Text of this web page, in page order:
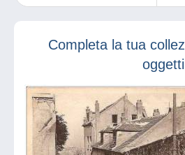
Scopri il nuovo
Completa la tua
oggetti